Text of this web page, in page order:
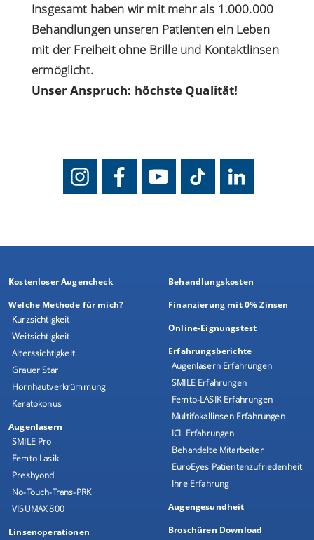
Insgesamt haben wir mit mehr als 1.000.000
Behandlungen unseren Patienten ein Leben
mit der Freiheit ohne Brille und Kontaktlinsen
ermöglicht.
Unser Anspruch: höchste Qualität!
Kostenloser Augencheck
Welche Methode für mich?
Kurzsichtigkeit
Weitsichtigkeit
Alterssichtigkeit
Grauer Star
Hornhautverkrümmung
Keratokonus
Augenlasern
SMILE Pro
Femto Lasik
Presbyond
No-Touch-Trans-PRK
VISUMAX 800
Linsenoperationen
Behandlungskosten
Finanzierung mit 0% Zinsen
Online-Eignungstest
Erfahrungsberichte
Augenlasern Erfahrungen
SMILE Erfahrungen
Femto-LASIK Erfahrungen
Multifokallinsen Erfahrungen
ICL Erfahrungen
Behandelte Mitarbeiter
EuroEyes Patientenzufriedenheit
Ihre Erfahrung
Augengesundheit
Broschüren Download